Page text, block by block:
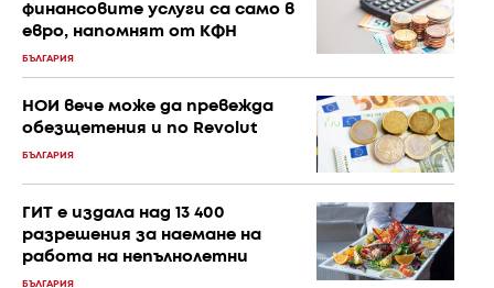
финансовите услуги са само в
евро, напомнят от КФН
БЪЛГАРИЯ
НОИ вече може да превежда
обезщетения и по Revolut
БЪЛГАРИЯ
ГИТ е издала над 13 400
разрешения за наемане на
работа на непълнолетни
БЪЛГАРИЯ